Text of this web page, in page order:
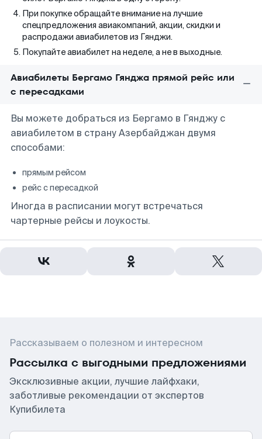
При покупке обращайте внимание на лучшие
спецпредложения авиакомпаний, акции, скидки и
распродажи авиабилетов из Гянджи.
Покупайте авиабилет на неделе, а не в выходные.
Авиабилеты Бергамо Гянджа прямой рейс или
с пересадками
Вы можете добраться из Бергамо в Гянджу с
авиабилетом в страну Азербайджан двумя
способами:
прямым рейсом
рейс с пересадкой
Иногда в расписании могут встречаться
чартерные рейсы и лоукосты.
Рассказываем о полезном и интересном
Рассылка с выгодными предложениями
Эксклюзивные акции, лучшие лайфхаки,
заботливые рекомендации от экспертов
Купибилета